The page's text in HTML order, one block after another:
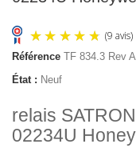
Référence TF 834.3 Rev A
État : Neuf
relais
02234U